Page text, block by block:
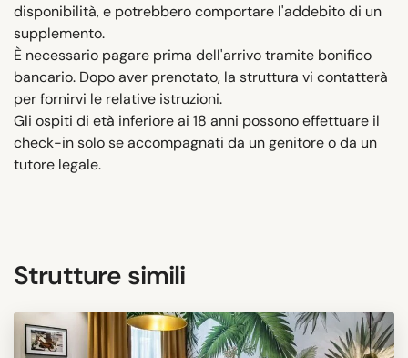
disponibilità, e potrebbero comportare l'addebito di un
supplemento.
È necessario pagare prima dell'arrivo tramite bonifico
bancario. Dopo aver prenotato, la struttura vi contatterà
per fornirvi le relative istruzioni.
Gli ospiti di età inferiore ai 18 anni possono effettuare il
check-in solo se accompagnati da un genitore o da un
tutore legale.
Strutture simili